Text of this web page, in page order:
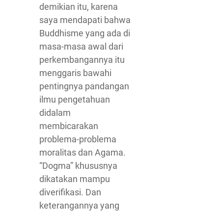
demikian itu, karena
saya mendapati bahwa
Buddhisme yang ada di
masa-masa awal dari
perkembangannya itu
menggaris bawahi
pentingnya pandangan
ilmu pengetahuan
didalam
membicarakan
problema-problema
moralitas dan Agama.
“Dogma” khususnya
dikatakan mampu
diverifikasi. Dan
keterangannya yang